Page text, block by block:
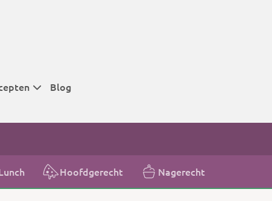
tijden
tijden
Blog
Hoofdgerecht Nagerecht